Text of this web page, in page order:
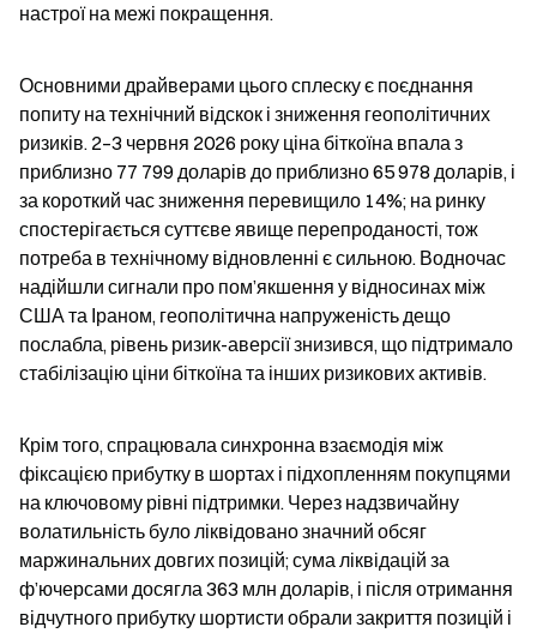
настрої на межі покращення.
Основними драйверами цього сплеску є поєднання
попиту на технічний відскок і зниження геополітичних
ризиків. 2–3 червня 2026 року ціна біткоїна впала з
приблизно 77 799 доларів до приблизно 65 978 доларів, і
за короткий час зниження перевищило 14%; на ринку
спостерігається суттєве явище перепроданості, тож
потреба в технічному відновленні є сильною. Водночас
надійшли сигнали про пом’якшення у відносинах між
США та Іраном, геополітична напруженість дещо
послабла, рівень ризик-аверсії знизився, що підтримало
стабілізацію ціни біткоїна та інших ризикових активів.
Крім того, спрацювала синхронна взаємодія між
фіксацією прибутку в шортах і підхопленням покупцями
на ключовому рівні підтримки. Через надзвичайну
волатильність було ліквідовано значний обсяг
маржинальних довгих позицій; сума ліквідацій за
ф’ючерсами досягла 363 млн доларів, і після отримання
відчутного прибутку шортисти обрали закриття позицій і